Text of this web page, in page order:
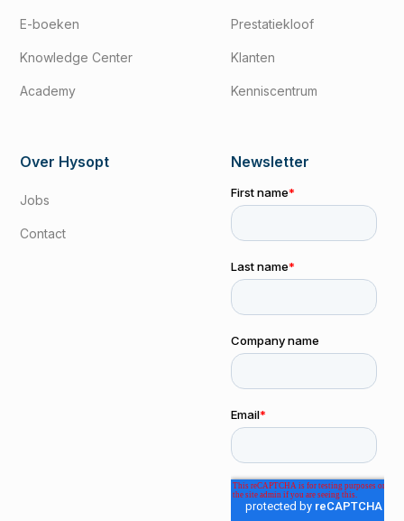
E-boeken
Knowledge Center
Academy
Prestatiekloof
Klanten
Kenniscentrum
Over Hysopt
Jobs
Contact
Newsletter